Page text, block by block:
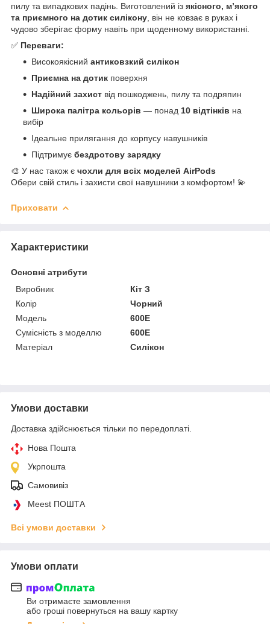
пилу та випадкових падінь. Виготовлений із якісного, м’якого
та приємного на дотик силікону , він не ковзає в руках і
чудово зберігає форму навіть при щоденному використанні.
✅ Переваги:
Високоякісний антиковзкий силікон
Приємна на дотик поверхня
Надійний захист від пошкоджень, пилу та подряпин
Широка палітра кольорів — понад 10 відтінків на
вибір
Ідеальне прилягання до корпусу навушників
Підтримує бездротову зарядку
🎨 У нас також є чохли для всіх моделей AirPods
Обери свій стиль і захисти свої навушники з комфортом! 💫
Приховати
Характеристики
Основні атрибути
Виробник
Кіт З
Колір
Чорний
Модель
600E
Сумісність з моделлю
600E
Матеріал
Силікон
Умови доставки
Доставка здійснюється тільки по передоплаті.
Нова Пошта
Укрпошта
Самовивіз
Meest ПОШТА
Всі умови доставки
Умови оплати
Ви отримаєте замовлення
або гроші повернуться на вашу картку